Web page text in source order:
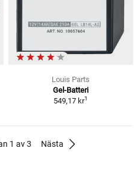
Louis Parts
Gel-Batteri
549,17 kr1
1 av 3 Nästa